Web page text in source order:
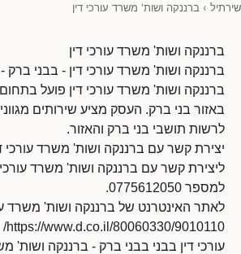
שירתיל › ברננקה ושות' משרד עורכי דין
ברננקה ושות' משרד עורכי דין
ברננקה ושות' משרד עורכי דין - בבני ברק -
ברננקה ושות' משרד עורכי דין פועל בתחום
באזור בני ברק. העסק מציע שירותים
לרשות תושבי בני ברק והאזור.
יצירת קשר עם ברננקה ושות' משרד עורכי
ליצירת קשר עם ברננקה ושות' משרד
למספר 0775612050.
לאתר האינטרנט של ברננקה ושות' משרד
https://www.d.co.il/80060330/9010110/
עורכי דין בבני בבני ברק - ברננקה ושות'